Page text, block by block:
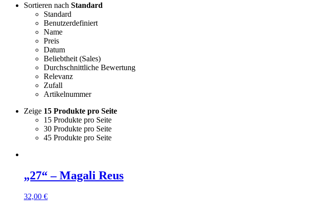
Sortieren nach Standard
Standard
Benutzerdefiniert
Name
Preis
Datum
Beliebtheit (Sales)
Durchschnittliche Bewertung
Relevanz
Zufall
Artikelnummer
Zeige 15 Produkte pro Seite
15 Produkte pro Seite
30 Produkte pro Seite
45 Produkte pro Seite
„27“ – Magali Reus
32,00 €